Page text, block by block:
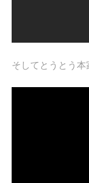
そしてとうとう